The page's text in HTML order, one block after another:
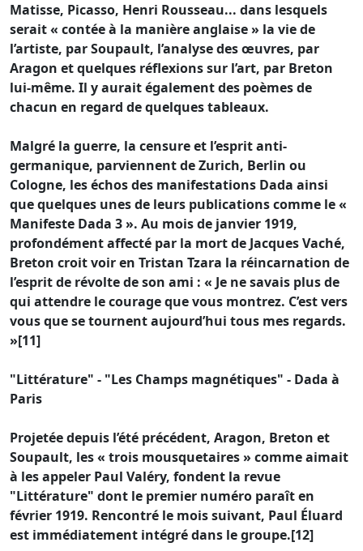
Matisse, Picasso, Henri Rousseau... dans lesquels
serait « contée à la manière anglaise » la vie de
l’artiste, par Soupault, l’analyse des œuvres, par
Aragon et quelques réflexions sur l’art, par Breton
lui-même. Il y aurait également des poèmes de
chacun en regard de quelques tableaux.
Malgré la guerre, la censure et l’esprit anti-
germanique, parviennent de Zurich, Berlin ou
Cologne, les échos des manifestations Dada ainsi
que quelques unes de leurs publications comme le «
Manifeste Dada 3 ». Au mois de janvier 1919,
profondément affecté par la mort de Jacques Vaché,
Breton croit voir en Tristan Tzara la réincarnation de
l’esprit de révolte de son ami : « Je ne savais plus de
qui attendre le courage que vous montrez. C’est vers
vous que se tournent aujourd’hui tous mes regards.
»[11]
"Littérature" - "Les Champs magnétiques" - Dada à
Paris
Projetée depuis l’été précédent, Aragon, Breton et
Soupault, les « trois mousquetaires » comme aimait
à les appeler Paul Valéry, fondent la revue
"Littérature" dont le premier numéro paraît en
février 1919. Rencontré le mois suivant, Paul Éluard
est immédiatement intégré dans le groupe.[12]